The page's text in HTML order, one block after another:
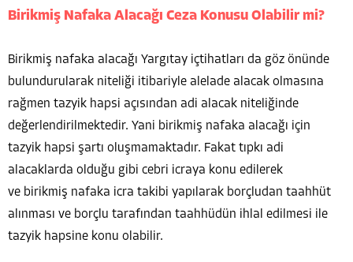
Birikmiş Nafaka Alacağı Ceza Konusu Olabilir mi?
Birikmiş nafaka alacağı Yargıtay içtihatları da göz önünde
bulundurularak niteliği itibariyle alelade alacak olmasına
rağmen tazyik hapsi açısından adi alacak niteliğinde
değerlendirilmektedir. Yani birikmiş nafaka alacağı için
tazyik hapsi şartı oluşmamaktadır. Fakat tıpkı adi
alacaklarda olduğu gibi cebri icraya konu edilerek
ve birikmiş nafaka icra takibi yapılarak borçludan taahhüt
alınması ve borçlu tarafından taahhüdün ihlal edilmesi ile
tazyik hapsine konu olabilir.